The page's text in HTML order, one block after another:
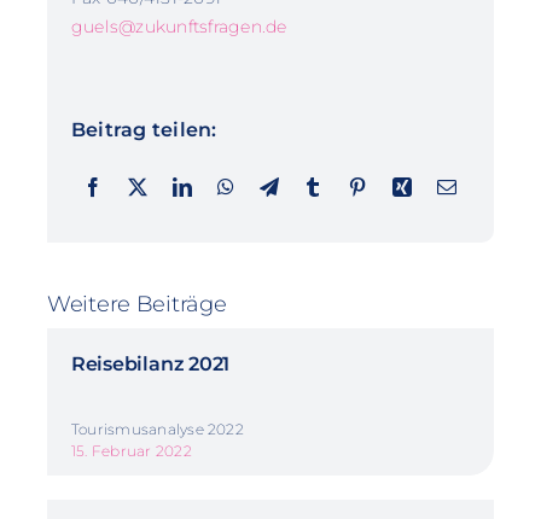
guels@zukunftsfragen.de
Beitrag teilen:
Weitere Beiträge
Reisebilanz 2021
Tourismusanalyse 2022
15. Februar 2022